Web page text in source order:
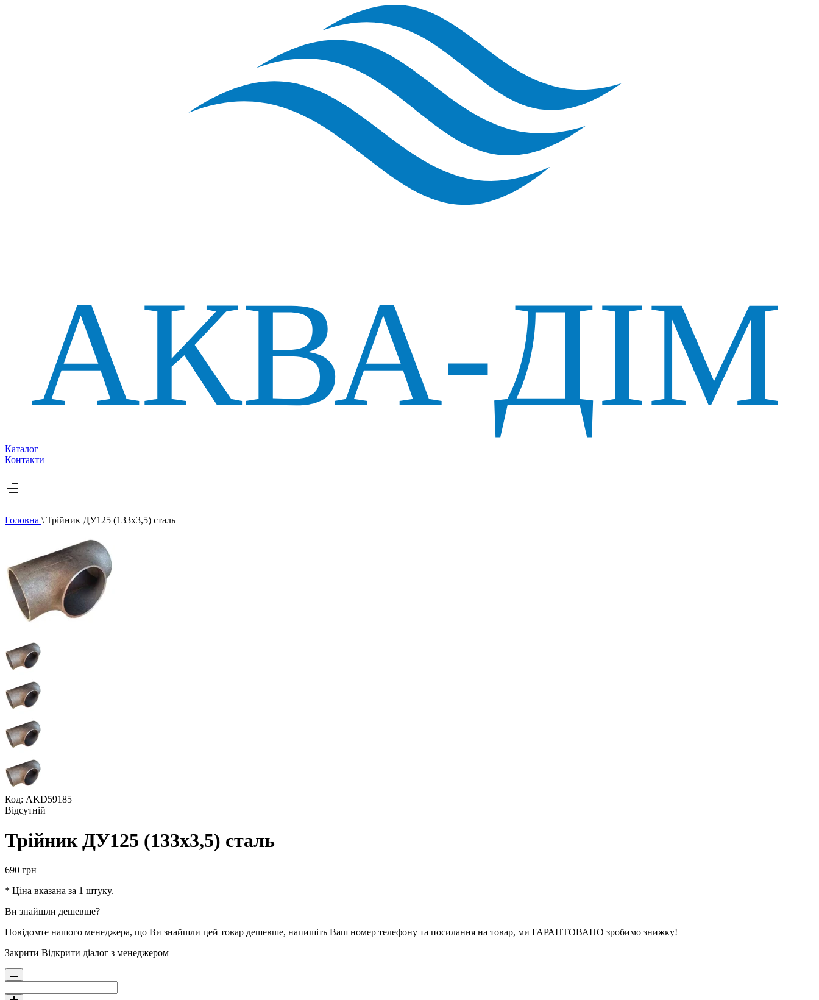
Каталог
Контакти
Головна \ Трійник ДУ125 (133х3,5) сталь
Код: AKD59185
Відсутній
Трійник ДУ125 (133х3,5) сталь
690 грн
* Ціна вказана за 1 штуку.
Ви знайшли дешевше?
Повідомте нашого менеджера, що Ви знайшли цей товар дешевше, напишіть Ваш номер телефону та посилання на товар, ми ГАРАНТОВАНО зробимо знижку!
Закрити Відкрити діалог з менеджером